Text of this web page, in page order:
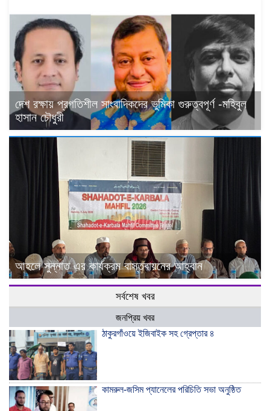
দেশ রক্ষায় প্রগতিশীল সাংবাদিকদের ভুমিকা গুরুত্বপূর্ণ -মহিবুল
হাসান চৌধুরী
আহলে সুন্নাত এর কার্যক্রম বাস্তবায়নের আহ্বান
সর্বশেষ খবর
জনপ্রিয় খবর
ঠাকুরগাঁওয়ে ইজিবাইক সহ গ্রেপ্তার ৪
কামরুল-জসিম প্যানেলের পরিচিতি সভা অনুষ্ঠিত